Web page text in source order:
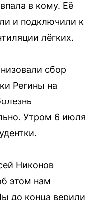
в кому. Её
и подключили к
лёгких.
сбор
Регины на
Утром 6 июля
Никонов
этом нам
до конца верили